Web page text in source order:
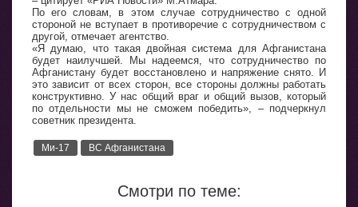
По его словам, в этом случае сотрудничество с одной
стороной не вступает в противоречие с сотрудничеством с
другой, отмечает агентство.
«Я думаю, что такая двойная система для Афганистана
будет наилучшей. Мы надеемся, что сотрудничество по
Афганистану будет восстановлено и напряжение снято. И
это зависит от всех сторон, все стороны должны работать
конструктивно. У нас общий враг и общий вызов, который
по отдельности мы не сможем победить», – подчеркнул
советник президента.
Ми-17 ВС Афганистана
Смотри по теме: